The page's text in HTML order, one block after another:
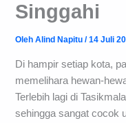
Singgahi
OlehAlind Napitu/14 Juli
Di hampir setiap kota,
memelihara hewan-
Terlebih lagi di
sehingga sangat cocok